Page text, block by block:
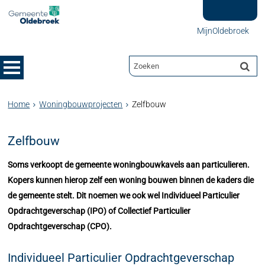
MijnOldebroek
Home Woningbouwprojecten Zelfbouw
Zelfbouw
Soms verkoopt de gemeente woningbouwkavels aan particulieren.
Kopers kunnen hierop zelf een woning bouwen binnen de kaders die
de gemeente stelt. Dit noemen we ook wel Individueel Particulier
Opdrachtgeverschap (IPO) of Collectief Particulier
Opdrachtgeverschap (CPO).
Individueel Particulier Opdrachtgeverschap